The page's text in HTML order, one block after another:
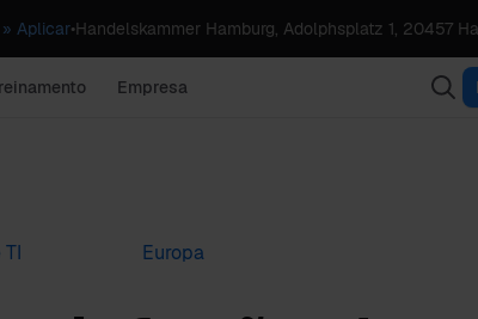
Aplicar•Handelskammer Hamburg, Adolphsplatz 1, 20457
Empresa
Europa